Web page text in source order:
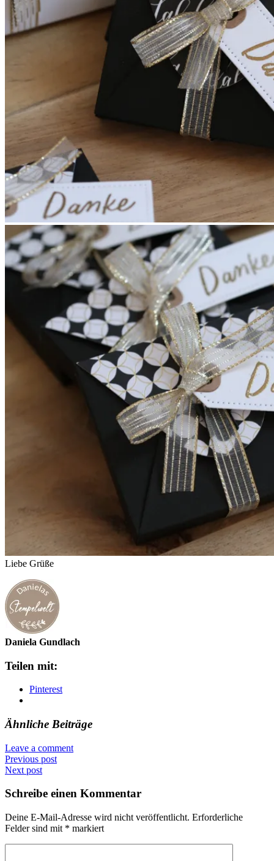
Liebe Grüße
Daniela Gundlach
Teilen mit:
Pinterest
Ähnliche Beiträge
Leave a comment
Previous post
Next post
Schreibe einen Kommentar
Deine E-Mail-Adresse wird nicht veröffentlicht. Erforderliche
Felder sind mit * markiert